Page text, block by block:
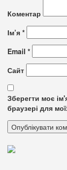
Коментар
Ім’я *
Email *
Сайт
Зберегти моє
браузері для